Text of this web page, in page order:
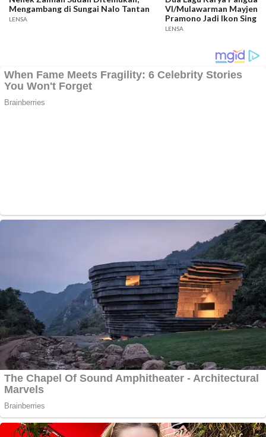
Mengambang di Sungai Nalo Tantan
LENSA
VI/Mulawarman Mayjen
Pramono Jadi Ikon
Competition HUT Ke-81
LENSA